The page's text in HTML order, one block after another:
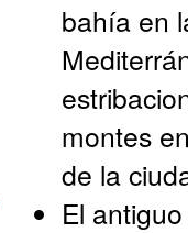
bahía en
montes
de la
El